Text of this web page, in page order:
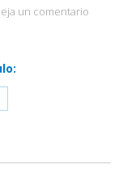
un comentario